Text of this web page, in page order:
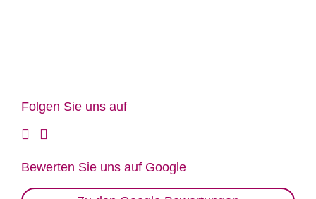
Fol­gen Sie uns auf
Be­wer­ten Sie uns auf Goog­le